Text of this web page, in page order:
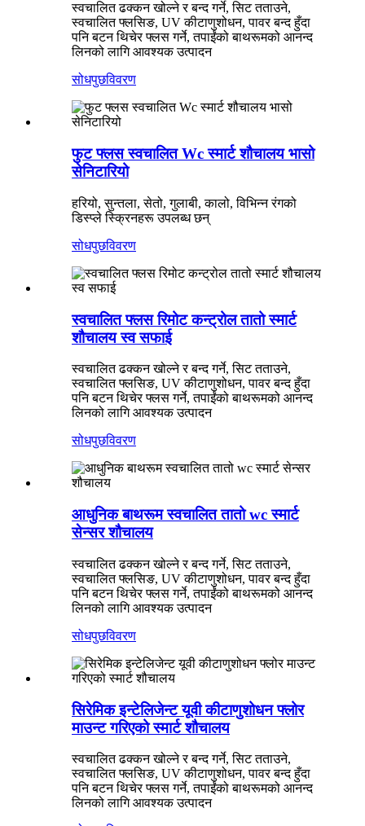
स्वचालित ढक्कन खोल्ने र बन्द गर्ने, सिट तताउने,
स्वचालित फ्लसिङ, UV कीटाणुशोधन, पावर बन्द हुँदा
पनि बटन थिचेर फ्लस गर्ने, तपाईंको बाथरूमको आनन्द
लिनको लागि आवश्यक उत्पादन
सोधपुछविवरण
फुट फ्लस स्वचालित Wc स्मार्ट शौचालय भासो
सेनिटारियो
हरियो, सुन्तला, सेतो, गुलाबी, कालो, विभिन्न रंगको
डिस्प्ले स्क्रिनहरू उपलब्ध छन्
सोधपुछविवरण
स्वचालित फ्लस रिमोट कन्ट्रोल तातो स्मार्ट
शौचालय स्व सफाई
स्वचालित ढक्कन खोल्ने र बन्द गर्ने, सिट तताउने,
स्वचालित फ्लसिङ, UV कीटाणुशोधन, पावर बन्द हुँदा
पनि बटन थिचेर फ्लस गर्ने, तपाईंको बाथरूमको आनन्द
लिनको लागि आवश्यक उत्पादन
सोधपुछविवरण
आधुनिक बाथरूम स्वचालित तातो wc स्मार्ट
सेन्सर शौचालय
स्वचालित ढक्कन खोल्ने र बन्द गर्ने, सिट तताउने,
स्वचालित फ्लसिङ, UV कीटाणुशोधन, पावर बन्द हुँदा
पनि बटन थिचेर फ्लस गर्ने, तपाईंको बाथरूमको आनन्द
लिनको लागि आवश्यक उत्पादन
सोधपुछविवरण
सिरेमिक इन्टेलिजेन्ट यूवी कीटाणुशोधन फ्लोर
माउन्ट गरिएको स्मार्ट शौचालय
स्वचालित ढक्कन खोल्ने र बन्द गर्ने, सिट तताउने,
स्वचालित फ्लसिङ, UV कीटाणुशोधन, पावर बन्द हुँदा
पनि बटन थिचेर फ्लस गर्ने, तपाईंको बाथरूमको आनन्द
लिनको लागि आवश्यक उत्पादन